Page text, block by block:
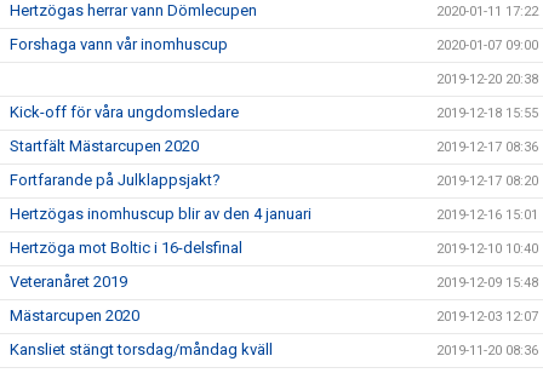
Hertzögas herrar vann Dömlecupen 2020-01-11 17:22
Forshaga vann vår inomhuscup 2020-01-07 09:00
2019-12-20 20:38
Kick-off för våra ungdomsledare 2019-12-18 15:55
Startfält Mästarcupen 2020 2019-12-17 08:36
Fortfarande på Julklappsjakt? 2019-12-17 08:20
Hertzögas inomhuscup blir av den 4 januari 2019-12-16 15:01
Hertzöga mot Boltic i 16-delsfinal 2019-12-10 10:40
Veteranåret 2019 2019-12-09 15:48
Mästarcupen 2020 2019-12-03 12:07
Kansliet stängt torsdag/måndag kväll 2019-11-20 08:36